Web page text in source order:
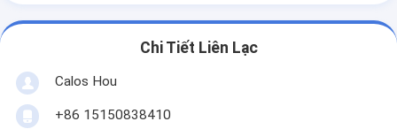
Chi Tiết Liên Lạc
Calos Hou
+86 15150838410